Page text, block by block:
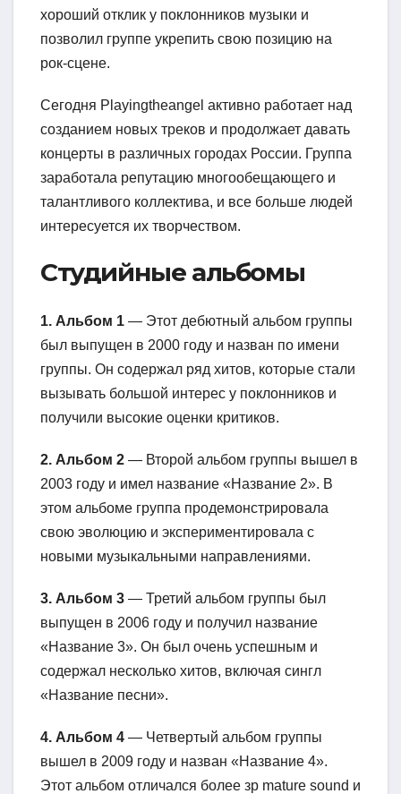
хороший отклик у поклонников музыки и
позволил группе укрепить свою позицию на
рок-сцене.
Сегодня Playingtheangel активно работает над
созданием новых треков и продолжает давать
концерты в различных городах России. Группа
заработала репутацию многообещающего и
талантливого коллектива, и все больше людей
интересуется их творчеством.
Студийные альбомы
1. Альбом 1 — Этот дебютный альбом группы
был выпущен в 2000 году и назван по имени
группы. Он содержал ряд хитов, которые стали
вызывать большой интерес у поклонников и
получили высокие оценки критиков.
2. Альбом 2 — Второй альбом группы вышел в
2003 году и имел название «Название 2». В
этом альбоме группа продемонстрировала
свою эволюцию и экспериментировала с
новыми музыкальными направлениями.
3. Альбом 3 — Третий альбом группы был
выпущен в 2006 году и получил название
«Название 3». Он был очень успешным и
содержал несколько хитов, включая сингл
«Название песни».
4. Альбом 4 — Четвертый альбом группы
вышел в 2009 году и назван «Название 4».
Этот альбом отличался более зр mature sound и